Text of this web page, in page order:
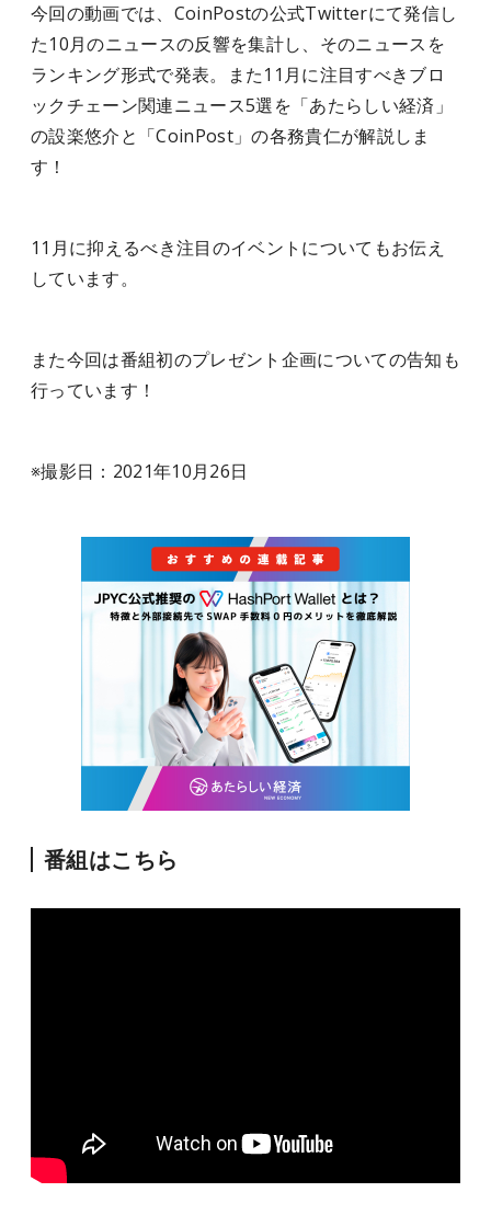
今回の動画では、CoinPostの公式Twitterにて発信し
た10月のニュースの反響を集計し、そのニュースを
ランキング形式で発表。また11月に注目すべきブロ
ックチェーン関連ニュース5選を「あたらしい経済」
の設楽悠介と「CoinPost」の各務貴仁が解説しま
す！
11月に抑えるべき注目のイベントについてもお伝え
しています。
また今回は番組初のプレゼント企画についての告知も
行っています！
※撮影日：2021年10月26日
番組はこちら